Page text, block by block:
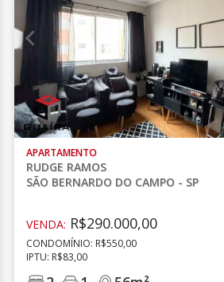
APARTAMENTO
RUDGE RAMOS
SÃO BERNARDO DO CAMPO - SP
VENDA: R$290.000,00
CONDOMÍNIO: R$550,00
IPTU: R$83,00